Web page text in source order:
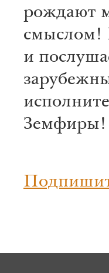
рождают
смыслом!
и
Земфиры!